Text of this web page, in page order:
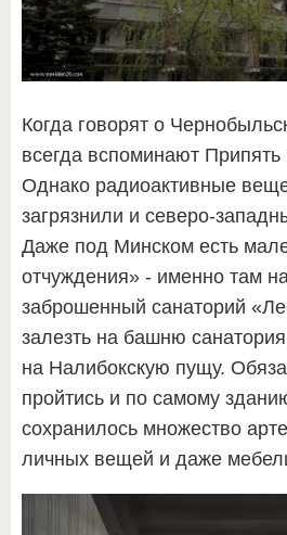
Когда говорят о
всегда вспоминают
Однако радиоактивные
загрязнили и северо-
Даже под Минском есть
отчуждения» - именно там
заброшенный санаторий
залезть на башню
на Налибокскую пущу.
пройтись и по самому
сохранилось множество
личных вещей и даже